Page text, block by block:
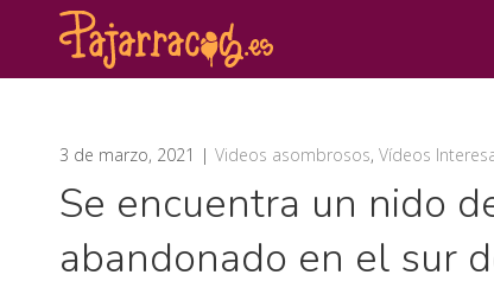
3 de marzo, 2021 Videos asombrosos, Vídeos
Se encuentra un nido
abandonado en el sur